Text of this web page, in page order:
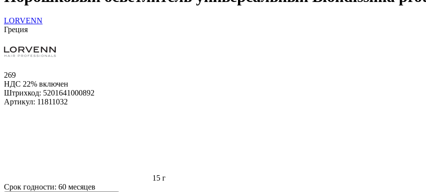
LORVENN
Греция
269
НДС 22% включен
Штрихкод: 5201641000892
Артикул: 11811032
15 г
Срок годности: 60 месяцев